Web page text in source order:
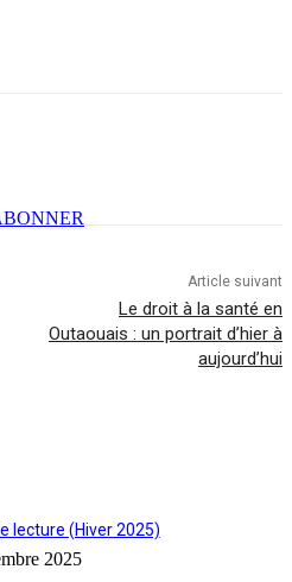
Article suivant
Le droit à la santé en
Outaouais : un portrait d’hier à
aujourd’hui
lecture (Hiver 2025)
2025